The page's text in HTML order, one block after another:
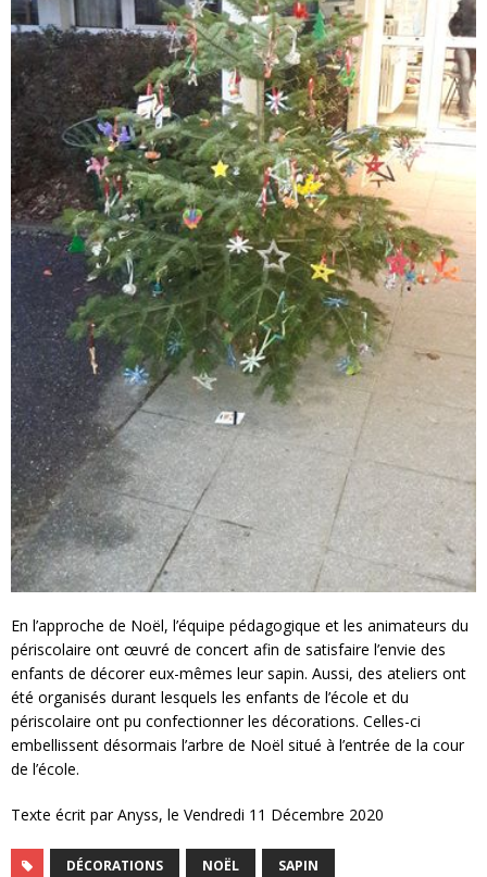
En l’approche de Noël, l’équipe pédagogique et les animateurs du
périscolaire ont œuvré de concert afin de satisfaire l’envie des
enfants de décorer eux-mêmes leur sapin. Aussi, des ateliers ont
été organisés durant lesquels les enfants de l’école et du
périscolaire ont pu confectionner les décorations. Celles-ci
embellissent désormais l’arbre de Noël situé à l’entrée de la cour
de l’école.
Texte écrit par Anyss, le Vendredi 11 Décembre 2020
DÉCORATIONS NOËL SAPIN